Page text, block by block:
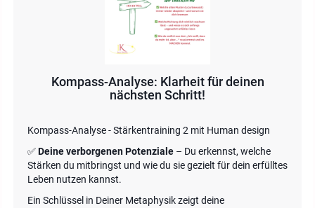
Kompass-Analyse: Klarheit für deinen
nächsten Schritt!
Kompass-Analyse - Stärkentraining 2 mit Human design
✅Deine verborgenen Potenziale – Du erkennst, welche
Stärken du mitbringst und wie du sie gezielt für dein erfülltes
Leben nutzen kannst.
Ein Schlüssel in Deiner Metaphysik zeigt deine